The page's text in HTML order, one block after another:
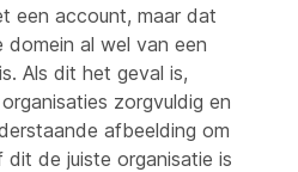
een account, maar dat
domein al wel van een
Als dit het geval is,
zorgvuldig en
afbeelding om
de juiste organisatie is